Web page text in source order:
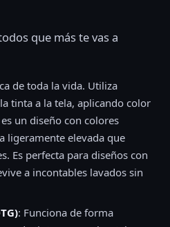
que más te vas a
de toda la vida. Utiliza
tinta a la tela, aplicando color
un diseño con colores
ligeramente elevada que
Es perfecta para diseños con
a incontables lavados sin
: Funciona de forma